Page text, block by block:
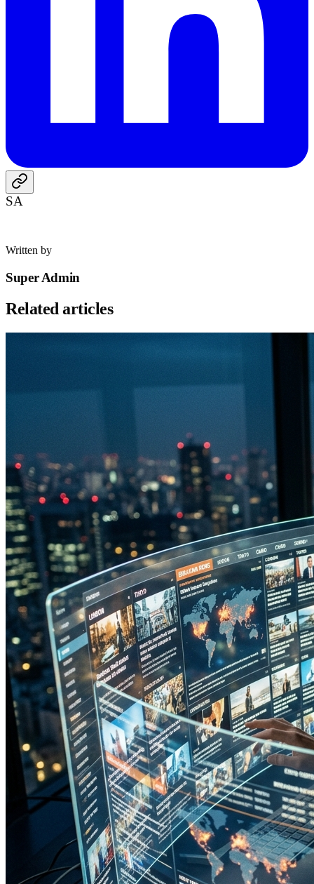
SA
Written by
Super Admin
Related articles